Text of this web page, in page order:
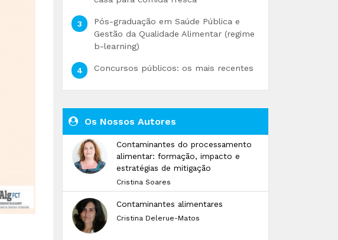
Pós-graduação em Saúde Pública e
Gestão da Qualidade Alimentar (regime
b-learning)
Concursos públicos: os mais recentes
Os Nossos Autores
Contaminantes do processamento
alimentar: formação, impacto e
estratégias de mitigação
Cristina Soares
Contaminantes alimentares
Cristina Delerue-Matos